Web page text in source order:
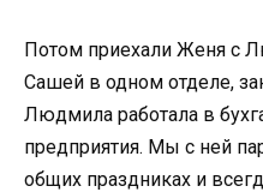
Потом приехали Женя с
Сашей в одном отделе,
Людмила работала в
предприятия. Мы с ней
общих праздниках и